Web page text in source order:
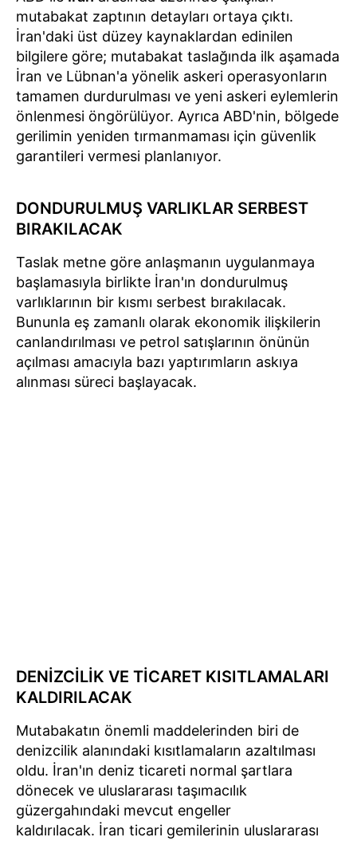
mutabakat zaptının detayları ortaya çıktı.
İran'daki üst düzey kaynaklardan edinilen
bilgilere göre; mutabakat taslağında ilk aşamada
İran ve Lübnan'a yönelik askeri operasyonların
tamamen durdurulması ve yeni askeri eylemlerin
önlenmesi öngörülüyor. Ayrıca ABD'nin, bölgede
gerilimin yeniden tırmanmaması için güvenlik
garantileri vermesi planlanıyor.
DONDURULMUŞ VARLIKLAR SERBEST
BIRAKILACAK
Taslak metne göre anlaşmanın uygulanmaya
başlamasıyla birlikte İran'ın dondurulmuş
varlıklarının bir kısmı serbest bırakılacak.
Bununla eş zamanlı olarak ekonomik ilişkilerin
canlandırılması ve petrol satışlarının önünün
açılması amacıyla bazı yaptırımların askıya
alınması süreci başlayacak.
DENİZCİLİK VE TİCARET KISITLAMALARI
KALDIRILACAK
Mutabakatın önemli maddelerinden biri de
denizcilik alanındaki kısıtlamaların azaltılması
oldu. İran'ın deniz ticareti normal şartlara
dönecek ve uluslararası taşımacılık
güzergahındaki mevcut engeller
kaldırılacak. İran ticari gemilerinin uluslararası